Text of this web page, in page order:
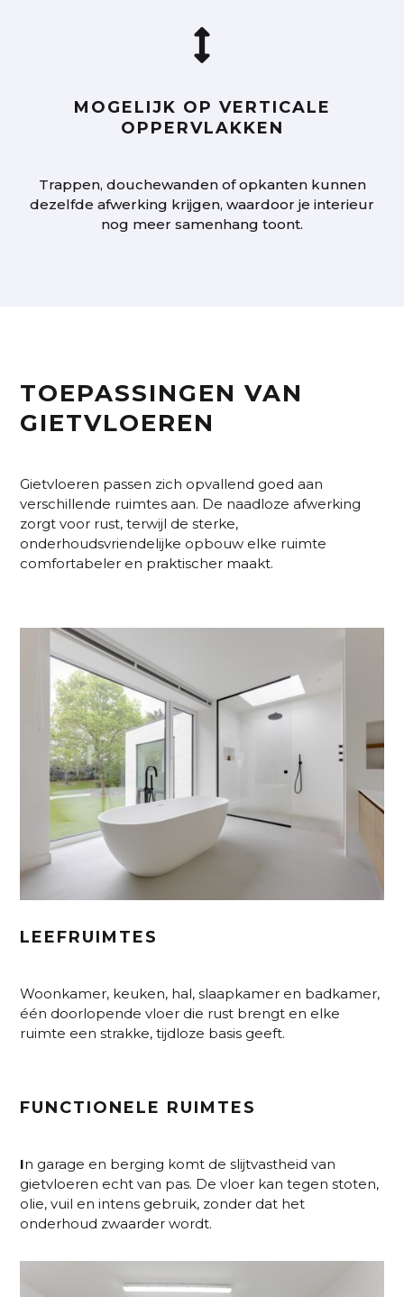

MOGELIJK OP VERTICALE
OPPERVLAKKEN
Trappen, douchewanden of opkanten kunnen
dezelfde afwerking krijgen, waardoor je interieur
nog meer samenhang toont.
TOEPASSINGEN VAN
GIETVLOEREN
Gietvloeren passen zich opvallend goed aan
verschillende ruimtes aan. De naadloze afwerking
zorgt voor rust, terwijl de sterke,
onderhoudsvriendelijke opbouw elke ruimte
comfortabeler en praktischer maakt.
LEEFRUIMTES
Woonkamer, keuken, hal, slaapkamer en badkamer,
één doorlopende vloer die rust brengt en elke
ruimte een strakke, tijdloze basis geeft.
FUNCTIONELE RUIMTES
In garage en berging komt de slijtvastheid van
gietvloeren echt van pas. De vloer kan tegen stoten,
olie, vuil en intens gebruik, zonder dat het
onderhoud zwaarder wordt.